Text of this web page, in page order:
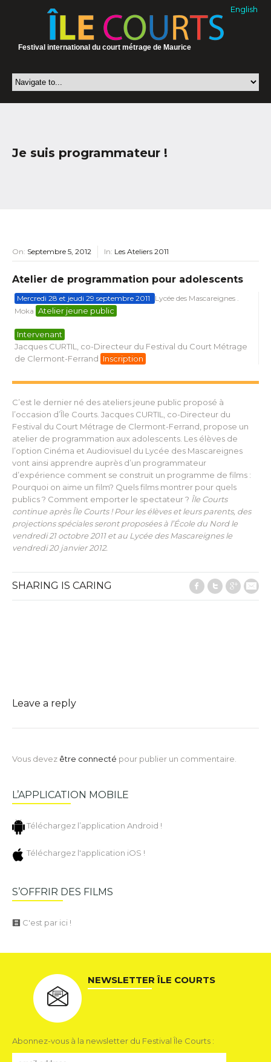
English
Festival international du court métrage de Maurice
Je suis programmateur !
On: Septembre 5, 2012 In: Les Ateliers 2011
Atelier de programmation pour adolescents
Mercredi 28 et jeudi 29 septembre 2011
Lycée des Mascareignes .
Moka Atelier jeune public
Intervenant
Jacques CURTIL, co-Directeur du Festival du Court Métrage
de Clermont-Ferrand Inscription
C’est le dernier né des ateliers jeune public proposé à
l’occasion d’Île Courts. Jacques CURTIL, co-Directeur du
Festival du Court Métrage de Clermont-Ferrand, propose un
atelier de programmation aux adolescents. Les élèves de
l’option Cinéma et Audiovisuel du Lycée des Mascareignes
vont ainsi apprendre auprès d’un programmateur
d’expérience comment se construit un programme de films :
Pourquoi on aime un film? Quels films montrer pour quels
publics ? Comment emporter le spectateur ? Île Courts
continue après Île Courts ! Pour les élèves et leurs parents, des
projections spéciales seront proposées à l’École du Nord le
vendredi 21 octobre 2011 et au Lycée des Mascareignes le
vendredi 20 janvier 2012.
SHARING IS CARING Facebook
Twitter
Leave a reply
Vous devez être connecté pour publier un commentaire.
L’APPLICATION MOBILE
Téléchargez l’application Android !
Téléchargez l'application iOS !
S’OFFRIR DES FILMS
C'est par ici !
NEWSLETTER ÎLE COURTS
Abonnez-vous à la newsletter du Festival Île Courts :